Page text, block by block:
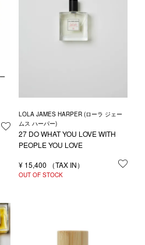
お気に入りに登録する
LOLA JAMES HARPER (ローラ ジェー
ムス ハーパー)
27 DO WHAT YOU LOVE WITH
PEOPLE YOU LOVE
¥ 15,400
OUT OF STOCK